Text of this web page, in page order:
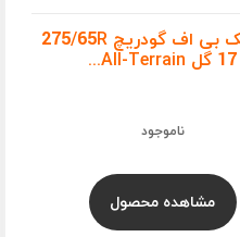
لاستیک بی اف گودریچ 275/65R
17 گل All-Terrain...
ناموجود
مشاهده محصول